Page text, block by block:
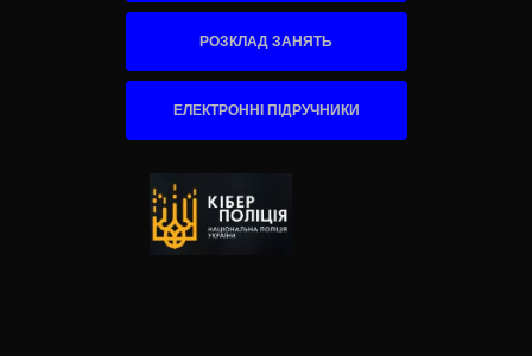
РОЗКЛАД ЗАНЯТЬ
ЕЛЕКТРОННІ ПІДРУЧНИКИ